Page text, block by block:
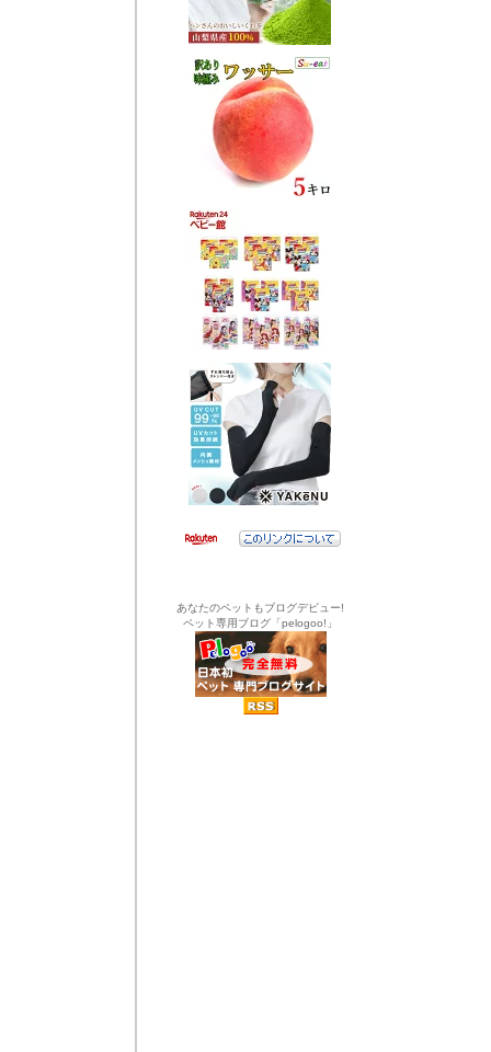
あなたのペットもブログデビュー!
ペット専用ブログ「pelogoo!」